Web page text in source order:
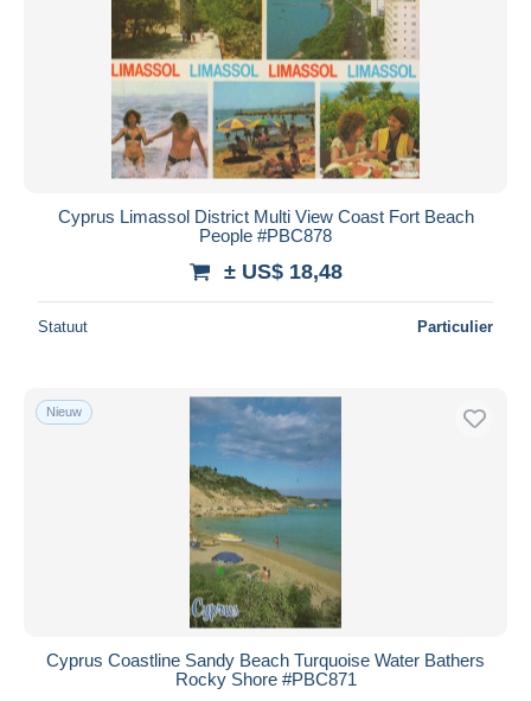
Cyprus Limassol District Multi View Coast Fort Beach
People #PBC878
± US$ 18,48
Statuut Particulier
Nieuw
Cyprus Coastline Sandy Beach Turquoise Water Bathers
Rocky Shore #PBC871